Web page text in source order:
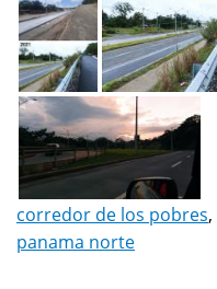
corredor de los pobres,
panama norte